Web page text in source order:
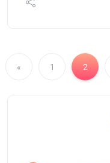
« 1 2